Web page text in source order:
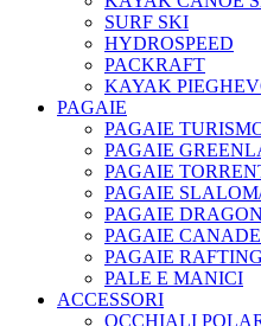
SURF SKI
HYDROSPEED
PACKRAFT
KAYAK
PAGAIE
PAGAIE
PAGAIE
PAGAIE
PAGAIE
PAGAIE DRAGON
PAGAIE
PAGAIE RAFTING
PALE E MANICI
ACCESSORI
OCCHIALI